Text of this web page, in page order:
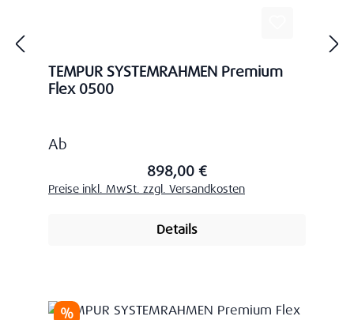
TEMPUR SYSTEMRAHMEN Premium
Flex 0500
Regulärer Preis:
Ab
898,00 €
Preise inkl. MwSt. zzgl. Versandkosten
Details
Rabatt
%